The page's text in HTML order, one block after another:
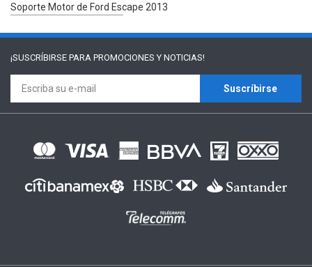
Soporte Motor de Ford Escape 2013
¡SUSCRÍBIRSE PARA PROMOCIONES Y NOTICIAS!
Suscríbirse